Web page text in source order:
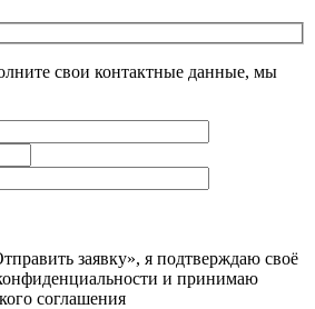
свои контактные данные, мы
заявку», я подтверждаю своё
и принимаю
соглашения